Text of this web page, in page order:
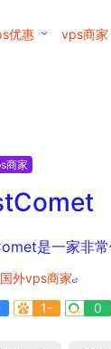
优惠 vps商家
商家
是一家非
国外vps商家
1- 0